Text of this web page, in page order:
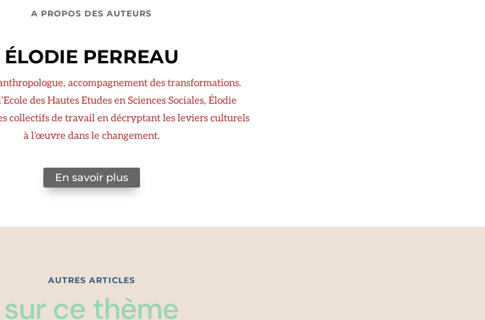
A PROPOS DES AUTEURS
ÉLODIE PERREAU
accompagnement des transformations.
des Hautes Etudes en Sciences Sociales, Élodie
collectifs de travail en décryptant les leviers culturels
à l’œuvre dans le changement.
En savoir plus
AUTRES ARTICLES
sur ce thème